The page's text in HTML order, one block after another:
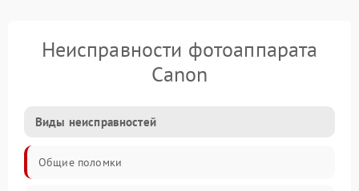
Неисправности фотоаппарата
Canon
Виды неисправностей
Общие поломки